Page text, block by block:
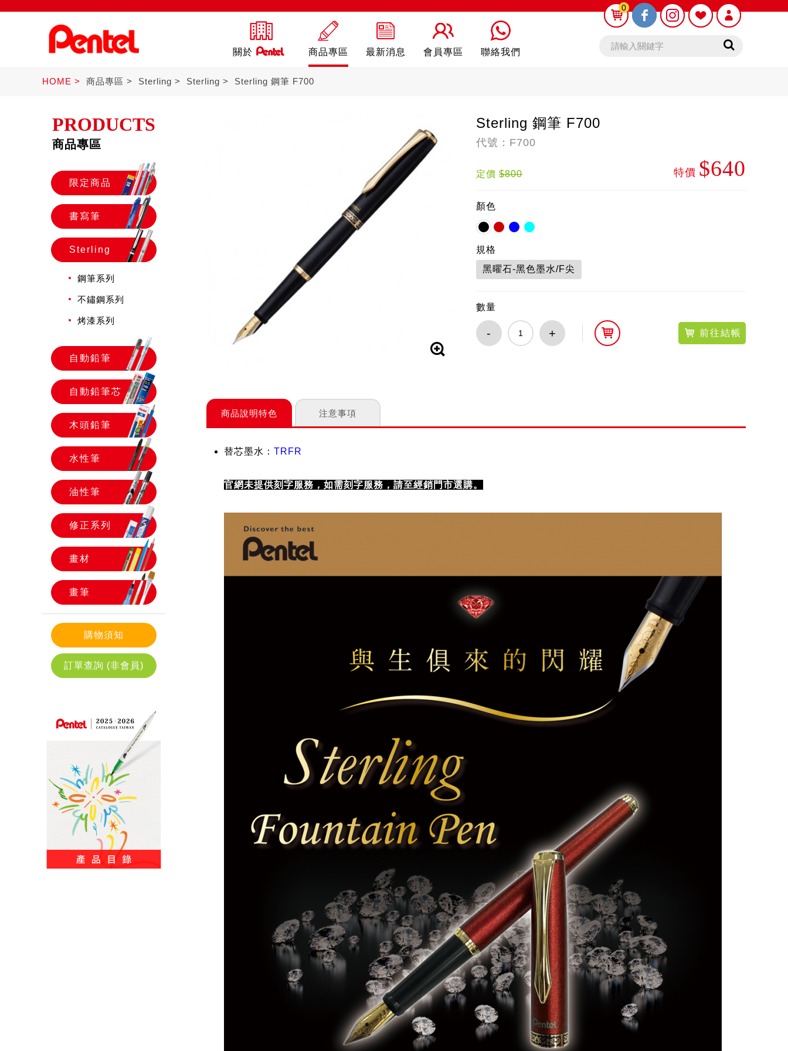
關於 商品專區
書寫筆 自動鉛筆 自動鉛筆芯 木頭鉛筆
最新消息 會員專區 聯絡我們
0
0
HOME 商品專區 Sterling Sterling Sterling 鋼筆 F700
PRODUCTS
商品專區
限定商品
書寫筆
Sterling
鋼筆系列
不鏽鋼系列
烤漆系列
自動鉛筆
自動鉛筆芯
木頭鉛筆
水性筆
油性筆
修正系列
畫材
畫筆
購物須知
訂單查詢 (非會員)
Sterling 鋼筆 F700
代號：F700
定價 $800 特價 $640
顏色
規格
黑曜石-黑色墨水/F尖
數量
- + 前往結帳
商品說明特色 注意事項
替芯墨水： TRFR
官網未提供刻字服務，如需刻字服務，請至經銷門市選購。